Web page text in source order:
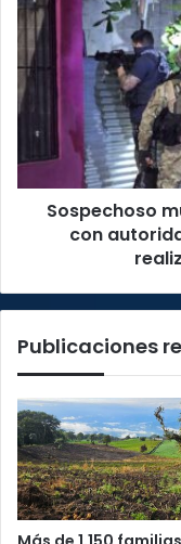
muere
en
intercambio
de
balas
con
autoridades
durante
allanamiento
realizado
Sospechoso
con
Publicaciones